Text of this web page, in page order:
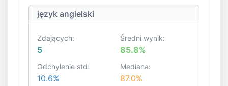
język angielski
Zdających:
5
Średni wynik:
85.8%
Odchylenie std:
10.6%
Mediana:
87.0%